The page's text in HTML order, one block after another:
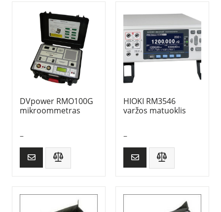
DVpower RMO100G
mikroommetras
–
HIOKI RM3546
varžos matuoklis
–